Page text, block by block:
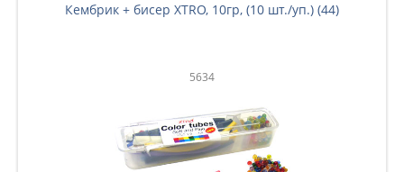
Кембрик + бисер XTRO, 10гр, (10 шт./уп.) (44)
5634